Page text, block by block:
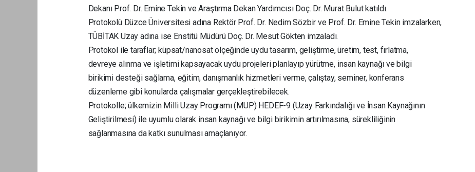
Dekanı Prof. Dr. Emine Tekin ve Araştırma Dekan Yardımcısı Doç. Dr. Murat Bulut katıldı.
Protokolü Düzce Üniversitesi adına Rektör Prof. Dr. Nedim Sözbir ve Prof. Dr. Emine Tekin imzalarken,
TÜBİTAK Uzay adına ise Enstitü Müdürü Doç. Dr. Mesut Gökten imzaladı.
Protokol ile taraflar; küpsat/nanosat ölçeğinde uydu tasarım, geliştirme, üretim, test, fırlatma,
devreye alınma ve işletimi kapsayacak uydu projeleri planlayıp yürütme, insan kaynağı ve bilgi
birikimi desteği sağlama, eğitim, danışmanlık hizmetleri verme, çalıştay, seminer, konferans
düzenleme gibi konularda çalışmalar gerçekleştirebilecek.
Protokolle; ülkemizin Milli Uzay Programı (MUP) HEDEF-9 (Uzay Farkındalığı ve İnsan Kaynağının
Geliştirilmesi) ile uyumlu olarak insan kaynağı ve bilgi birikimin artırılmasına, sürekliliğinin
sağlanmasına da katkı sunulması amaçlanıyor.